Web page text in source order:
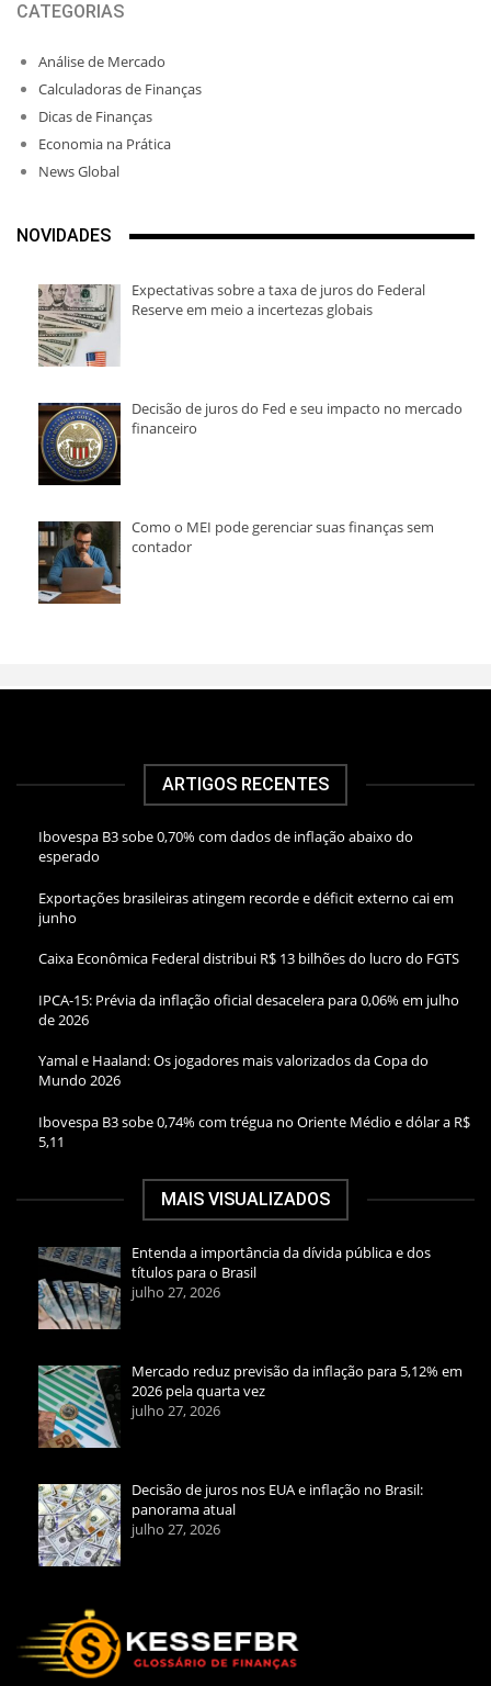
CATEGORIAS
Análise de Mercado
Calculadoras de Finanças
Dicas de Finanças
Economia na Prática
News Global
NOVIDADES
Expectativas sobre a taxa de juros do Federal
Reserve em meio a incertezas globais
Decisão de juros do Fed e seu impacto no mercado
financeiro
Como o MEI pode gerenciar suas finanças sem
contador
ARTIGOS RECENTES
Ibovespa B3 sobe 0,70% com dados de inflação abaixo do
esperado
Exportações brasileiras atingem recorde e déficit externo cai em
junho
Caixa Econômica Federal distribui R$ 13 bilhões do lucro do FGTS
IPCA-15: Prévia da inflação oficial desacelera para 0,06% em julho
de 2026
Yamal e Haaland: Os jogadores mais valorizados da Copa do
Mundo 2026
Ibovespa B3 sobe 0,74% com trégua no Oriente Médio e dólar a R$
5,11
MAIS VISUALIZADOS
Entenda a importância da dívida pública e dos
títulos para o Brasil
julho 27, 2026
Mercado reduz previsão da inflação para 5,12% em
2026 pela quarta vez
julho 27, 2026
Decisão de juros nos EUA e inflação no Brasil:
panorama atual
julho 27, 2026